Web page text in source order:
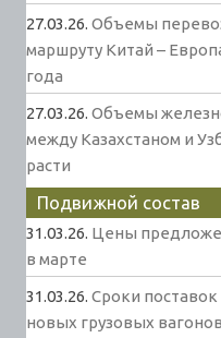
27.03.26. Объемы
маршруту Китай –
года
27.03.26. Объемы
между Казахстаном и
расти
Подвижной состав
31.03.26. Цены
в марте
31.03.26. Сроки
новых грузовых